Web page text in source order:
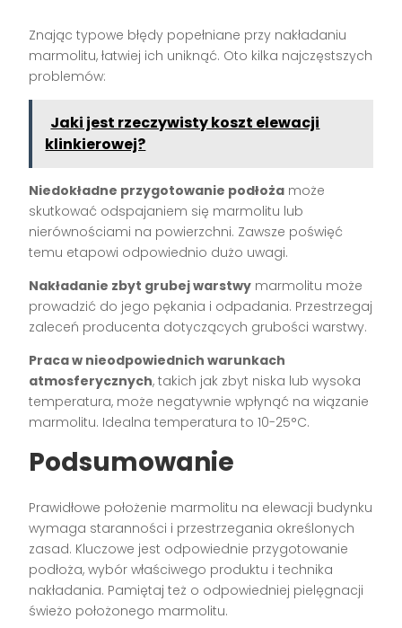
Znając typowe błędy popełniane przy nakładaniu
marmolitu, łatwiej ich uniknąć. Oto kilka najczęstszych
problemów:
Jaki jest rzeczywisty koszt elewacji
klinkierowej?
Niedokładne przygotowanie podłoża może
skutkować odspajaniem się marmolitu lub
nierównościami na powierzchni. Zawsze poświęć
temu etapowi odpowiednio dużo uwagi.
Nakładanie zbyt grubej warstwy marmolitu może
prowadzić do jego pękania i odpadania. Przestrzegaj
zaleceń producenta dotyczących grubości warstwy.
Praca w nieodpowiednich warunkach
atmosferycznych, takich jak zbyt niska lub wysoka
temperatura, może negatywnie wpłynąć na wiązanie
marmolitu. Idealna temperatura to 10-25°C.
Podsumowanie
Prawidłowe położenie marmolitu na elewacji budynku
wymaga staranności i przestrzegania określonych
zasad. Kluczowe jest odpowiednie przygotowanie
podłoża, wybór właściwego produktu i technika
nakładania. Pamiętaj też o odpowiedniej pielęgnacji
świeżo położonego marmolitu.